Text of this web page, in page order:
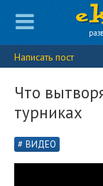
Написать пост
Что
турниках
ВИДЕО